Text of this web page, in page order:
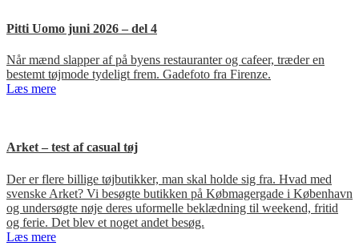
Pitti Uomo juni 2026 – del 4
Når mænd slapper af på byens restauranter og cafeer, træder en
bestemt tøjmode tydeligt frem. Gadefoto fra Firenze.
Læs mere
Arket – test af casual tøj
Der er flere billige tøjbutikker, man skal holde sig fra. Hvad med
svenske Arket? Vi besøgte butikken på Købmagergade i København
og undersøgte nøje deres uformelle beklædning til weekend, fritid
og ferie. Det blev et noget andet besøg.
Læs mere